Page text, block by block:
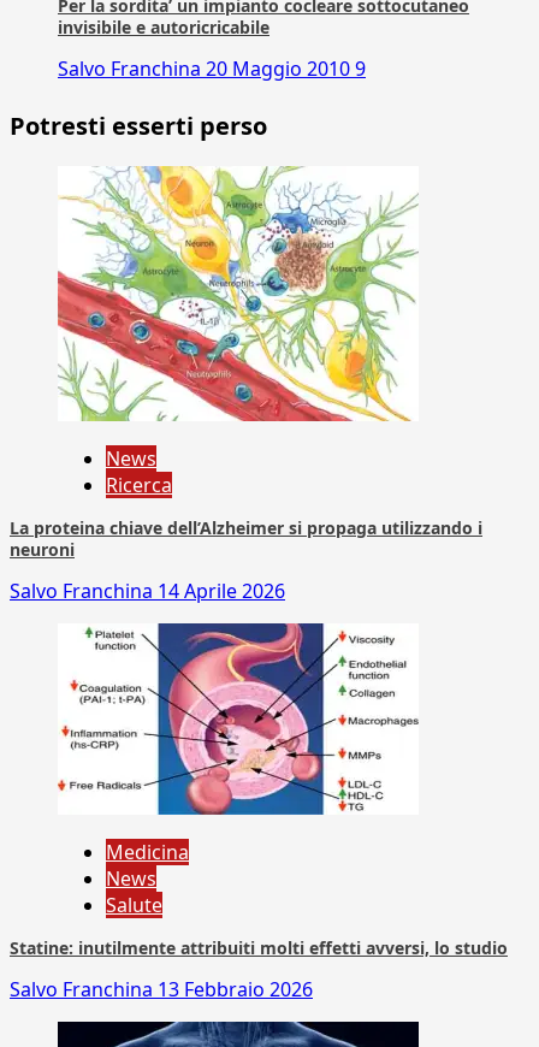
Per la sordita’ un impianto cocleare sottocutaneo
invisibile e autoricricabile
Salvo Franchina 20 Maggio 20109
Potresti esserti perso
News
Ricerca
La proteina chiave dell’Alzheimer si propaga utilizzando i
neuroni
Salvo Franchina 14 Aprile 2026
Medicina
News
Salute
Statine: inutilmente attribuiti molti effetti avversi, lo studio
Salvo Franchina 13 Febbraio 2026